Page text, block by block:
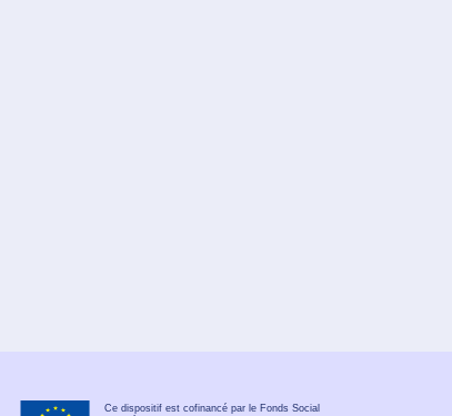
Ce dispositif est cofinancé par le Fonds Social